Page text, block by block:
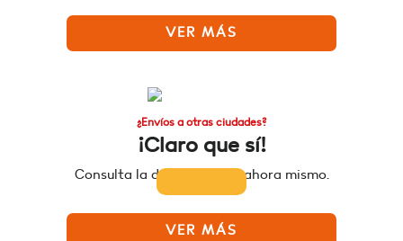
VER MÁS
¿Envíos a otras ciudades?
¡Claro que sí!
Consulta la disponibilidad ahora mismo.
VER MÁS